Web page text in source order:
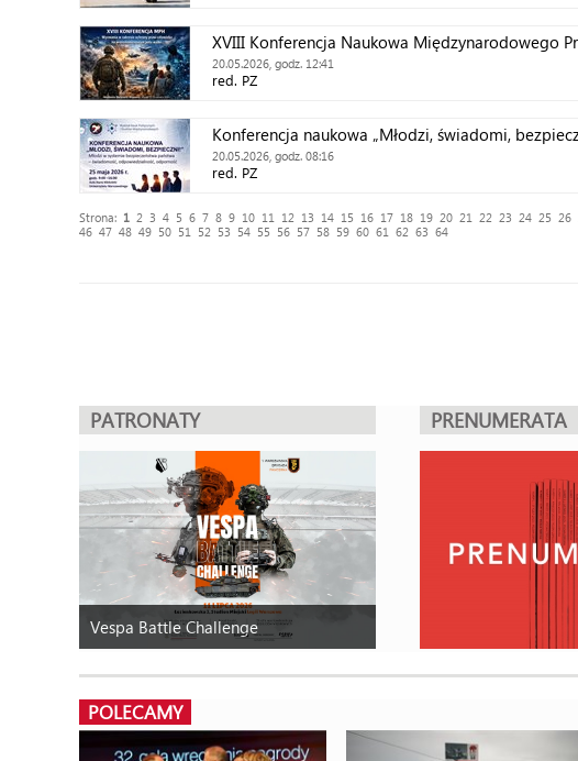
XVIII Konferencja Naukowa Międzynarodowego
20.05.2026, godz. 12:41
red. PZ
Konferencja naukowa „Młodzi, świadomi,
20.05.2026, godz. 08:16
red. PZ
Strona: 1 2 3 4 5 6 7 8 9 10 11 12 13 14 15 16 17 18 19 20 21 22 23 24 25 26
46 47 48 49 50 51 52 53 54 55 56 57 58 59 60 61 62 63 64
PATRONATY
Vespa Battle Challenge
PRENUMERATA
POLECAMY